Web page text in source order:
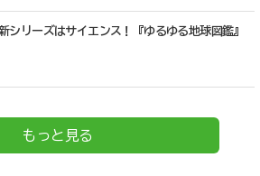
シリーズはサイエンス！『ゆるゆる地球図鑑』
もっと見る